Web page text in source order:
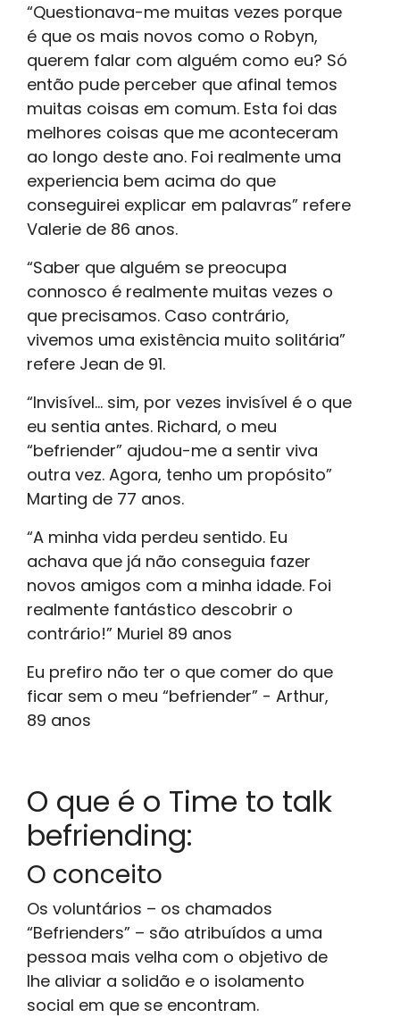
“Questionava-me muitas vezes porque
é que os mais novos como o Robyn,
querem falar com alguém como eu? Só
então pude perceber que afinal temos
muitas coisas em comum. Esta foi das
melhores coisas que me aconteceram
ao longo deste ano. Foi realmente uma
experiencia bem acima do que
conseguirei explicar em palavras” refere
Valerie de 86 anos.
“Saber que alguém se preocupa
connosco é realmente muitas vezes o
que precisamos. Caso contrário,
vivemos uma existência muito solitária”
refere Jean de 91.
“Invisível… sim, por vezes invisível é o que
eu sentia antes. Richard, o meu
“befriender” ajudou-me a sentir viva
outra vez. Agora, tenho um propósito”
Marting de 77 anos.
“A minha vida perdeu sentido. Eu
achava que já não conseguia fazer
novos amigos com a minha idade. Foi
realmente fantástico descobrir o
contrário!” Muriel 89 anos
Eu prefiro não ter o que comer do que
ficar sem o meu “befriender” - Arthur,
89 anos
O que é o Time to talk
befriending:
O conceito
Os voluntários – os chamados
“Befrienders” – são atribuídos a uma
pessoa mais velha com o objetivo de
lhe aliviar a solidão e o isolamento
social em que se encontram.